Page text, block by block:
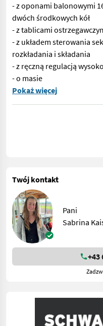
- z oponami balonowymi
dwóch środkowych kół
- z tablicami
- z układem sterowania
rozkładania i składania
- z ręczną regulacją
- o masie
Nr 70691 Sianokosarka
Pokaż więcej
Twój kontakt
Pani
Sabrina